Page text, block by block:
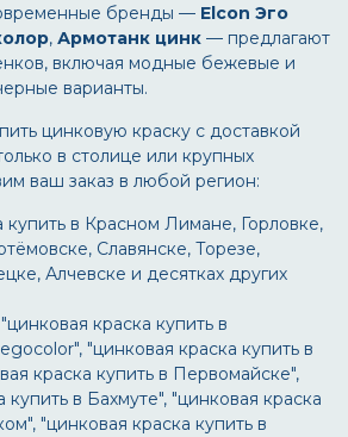
бренды — Elcon Эго
, Армотанк цинк — предлагают
включая модные бежевые и
варианты.
цинковую краску с доставкой
в столице или крупных
ваш заказ в любой регион:
купить в Красном Лимане, Горловке,
Славянске, Торезе,
Алчевске и десятках других
краска купить в
"цинковая краска купить в
краска купить в Первомайске",
купить в Бахмуте", "цинковая краска
"цинковая краска купить в